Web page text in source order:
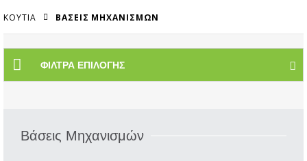
ΚΟΥΤΙΆ ΒΆΣΕΙΣ ΜΗΧΑΝΙΣΜΏΝ
ΦΊΛΤΡΑ ΕΠΙΛΟΓΉΣ
Βάσεις Μηχανισμών